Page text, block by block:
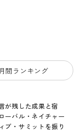
月間ランキング
が残した成果と宿
バル・ネイチャー
ブ・サミットを振り